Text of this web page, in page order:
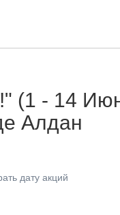
(1 - 14
Алдан
дату акций